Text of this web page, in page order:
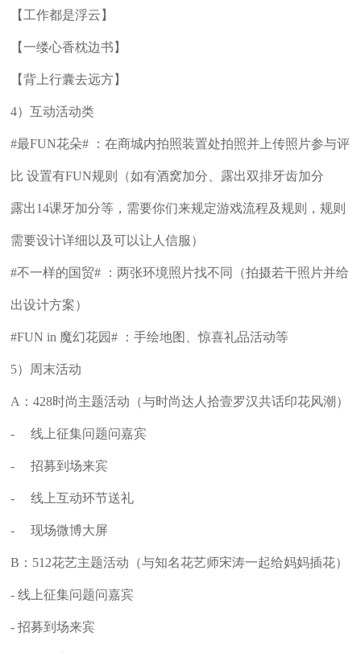
【工作都是浮云】
【一缕心香枕边书】
【背上行囊去远方】
4）互动活动类
#最FUN花朵# ：在商城内拍照装置处拍照并上传照片参与评
比 设置有FUN规则（如有酒窝加分、露出双排牙齿加分
露出14课牙加分等，需要你们来规定游戏流程及规则，规则
需要设计详细以及可以让人信服）
#不一样的国贸# ：两张环境照片找不同（拍摄若干照片并给
出设计方案）
#FUN in 魔幻花园# ：手绘地图、惊喜礼品活动等
5）周末活动
A：428时尚主题活动（与时尚达人拾壹罗汉共话印花风潮）
- 线上征集问题问嘉宾
- 招募到场来宾
- 线上互动环节送礼
- 现场微博大屏
B：512花艺主题活动（与知名花艺师宋涛一起给妈妈插花）
- 线上征集问题问嘉宾
- 招募到场来宾